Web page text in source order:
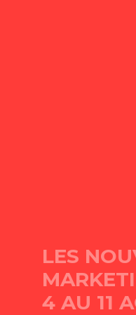
LES
4 AU 11